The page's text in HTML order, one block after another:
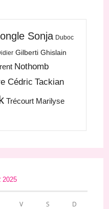
Sonja Duboc
Gilberti Ghislain
Nothomb
Cédric Tackian
Trécourt Marilyse
2025
V S D